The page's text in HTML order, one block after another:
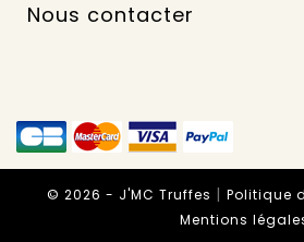
Nous contacter
© 2026 - J'MC Truffes | Politique
Mentions